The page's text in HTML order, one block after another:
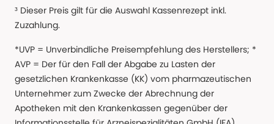
³ Dieser Preis gilt für die Auswahl Kassenrezept inkl.
Zuzahlung.
*UVP = Unverbindliche Preisempfehlung des Herstellers; *
AVP = Der für den Fall der Abgabe zu Lasten der
gesetzlichen Krankenkasse (KK) vom pharmazeutischen
Unternehmer zum Zwecke der Abrechnung der
Apotheken mit den Krankenkassen gegenüber der